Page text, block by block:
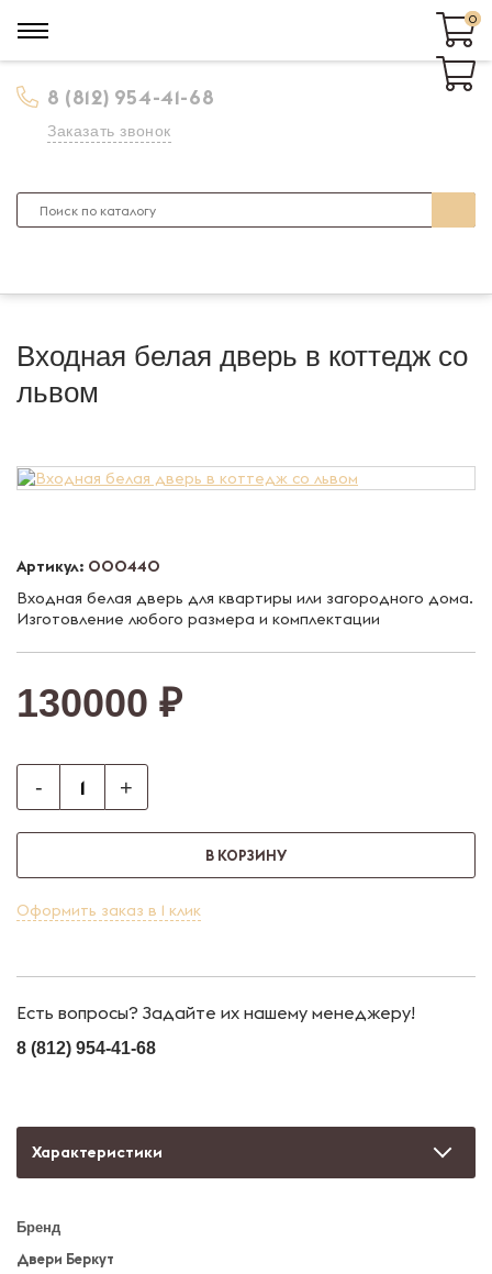
8 (812) 954-41-68
Заказать звонок
0
0
Входная белая дверь в коттедж со
львом
Артикул: 000440
Входная белая дверь для квартиры или загородного дома.
Изготовление любого размера и комплектации
130000 ₽
- +
В КОРЗИНУ
Оформить заказ в 1 клик
Есть вопросы? Задайте их нашему менеджеру!
8 (812) 954-41-68
Характеристики
Бренд
Двери Беркут